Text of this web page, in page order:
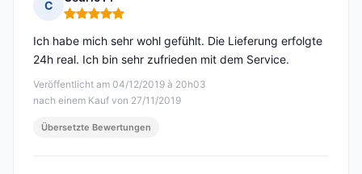
C
Hinweis: 5 von 5
Veröffentlicht am 04/12/2019 à 20h03
nach einem Kauf von 27/11/2019
Ich habe mich sehr wohl gefühlt. Die Lieferung erfolgte
24h real. Ich bin sehr zufrieden mit dem Service.
Übersetzte Bewertungen